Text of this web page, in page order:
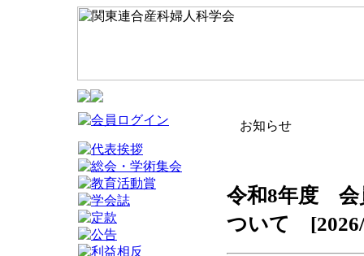
お知らせ
令和8年度 会
ついて